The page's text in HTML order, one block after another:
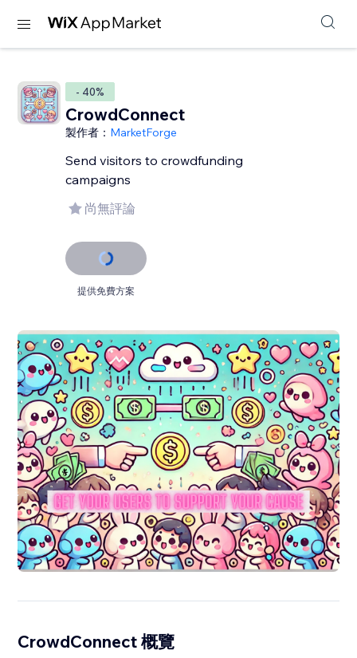
- 40%
CrowdConnect
製作者： MarketForge
Send visitors to crowdfunding
campaigns
尚無評論
提供免費方案
CrowdConnect 概覽